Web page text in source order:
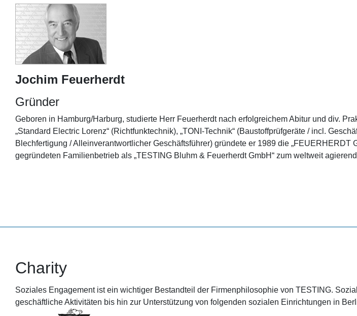
Jochim Feuerherdt
Gründer
Geboren in Hamburg/Harburg, studierte Herr Feuerherdt nach erfolgreichem Abitur und div.
„Standard Electric Lorenz“ (Richtfunktechnik), „TONI-Technik“ (Baustoffprüfgeräte / incl.
Blechfertigung / Alleinverantwortlicher Geschäftsführer) gründete er 1989 die
gegründeten Familienbetrieb als „TESTING Bluhm & Feuerherdt GmbH“ zum weltweit
Charity
Soziales Engagement ist ein wichtiger Bestandteil der Firmenphilosophie von TESTING.
geschäftliche Aktivitäten bis hin zur Unterstützung von folgenden sozialen Einrichtungen in